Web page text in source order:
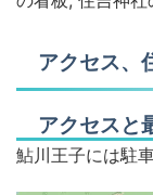
アクセス、
アクセスと
鮎川王子には駐